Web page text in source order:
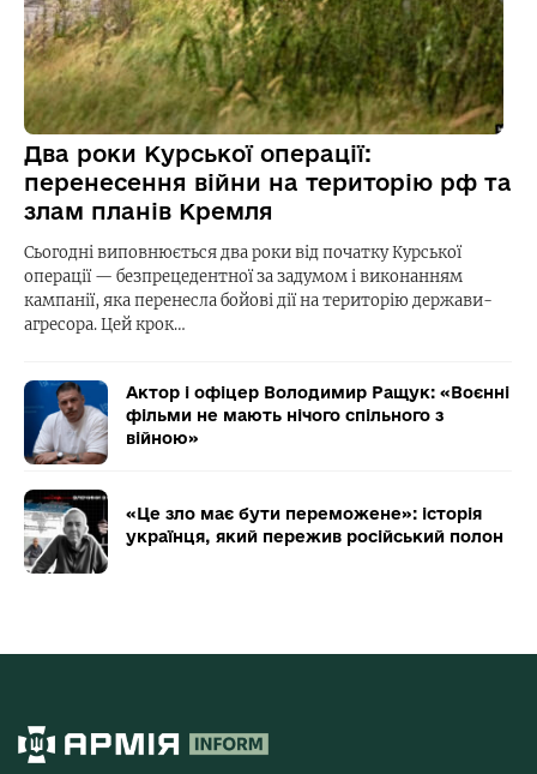
Два роки Курської операції:
перенесення війни на територію рф та
злам планів Кремля
Сьогодні виповнюється два роки від початку Курської
операції — безпрецедентної за задумом і виконанням
кампанії, яка перенесла бойові дії на територію держави-
агресора. Цей крок…
Актор і офіцер Володимир Ращук: «Воєнні
фільми не мають нічого спільного з
війною»
«Це зло має бути переможене»: історія
українця, який пережив російський полон